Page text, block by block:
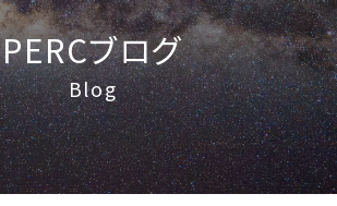
PERCブログ
Blog